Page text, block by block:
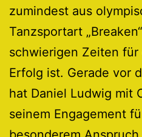
zumindest aus
Tanzsportart
schwierigen Zeiten
Erfolg ist. Gerade vor
hat Daniel Ludwig mit
seinem Engagement